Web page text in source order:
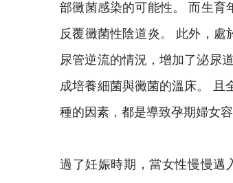
部黴菌感染的可能性。 而生育
反覆黴菌性陰道炎。 此外，
尿管逆流的情況，增加了泌尿
成培養細菌與黴菌的溫床。 且
種的因素，都是導致孕期婦女
過了妊娠時期，當女性慢慢邁